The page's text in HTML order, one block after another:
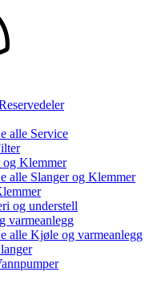
alle Service
og Klemmer
alle Slanger og Klemmer
og understell
varmeanlegg
alle Kjøle og varmeanlegg